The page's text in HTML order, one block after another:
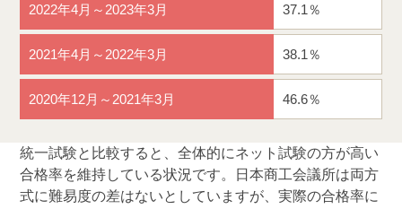
2022年4月～2023年3月 37.1％
2021年4月～2022年3月 38.1％
2020年12月～2021年3月 46.6％
統一試験と比較すると、全体的にネット試験の方が高い
合格率を維持している状況です。日本商工会議所は両方
式に難易度の差はないとしていますが、実際の合格率に